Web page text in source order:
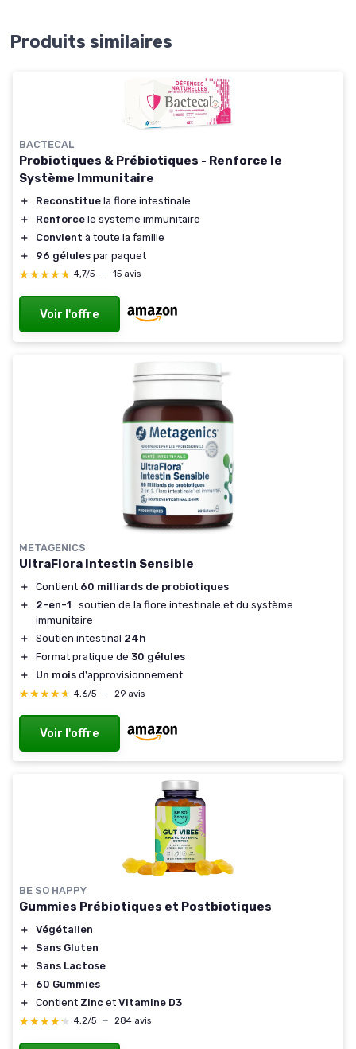
Produits similaires
BACTECAL
Probiotiques & Prébiotiques - Renforce le
Système Immunitaire
＋ Reconstitue la flore intestinale
＋
Renforce le système immunitaire
＋
Convient à toute la famille
＋
96 gélules par paquet
★★★★★
★★★★★ 4,7/5 — 15 avis
Voir l'offre
METAGENICS
UltraFlora Intestin Sensible
＋ Contient 60 milliards de probiotiques
＋
2-en-1 : soutien de la flore intestinale et du système
immunitaire
＋
Soutien intestinal 24h
＋
Format pratique de 30 gélules
＋
Un mois d'approvisionnement
★★★★★
★★★★★ 4,6/5 — 29 avis
Voir l'offre
BE SO HAPPY
Gummies Prébiotiques et Postbiotiques
＋
Végétalien
＋
Sans Gluten
＋
Sans Lactose
＋
60 Gummies
＋
Contient Zinc et Vitamine D3
★★★★★
★★★★★ 4,2/5 — 284 avis